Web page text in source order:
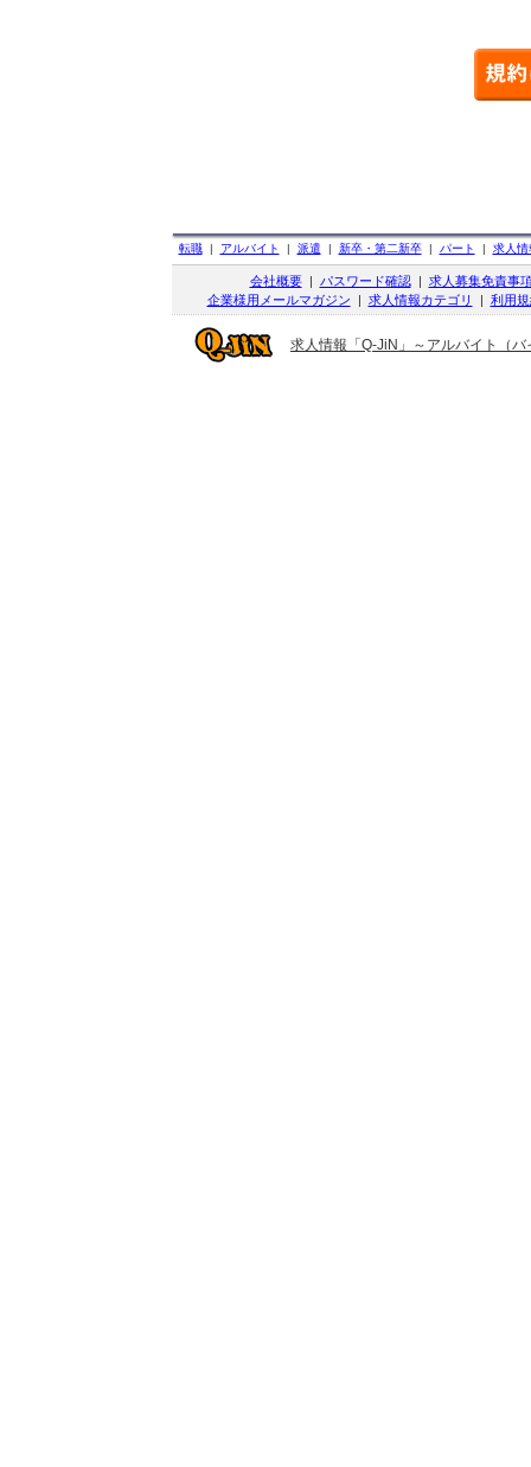
転職| アルバイト | 派遣 | 新卒・第二新卒| パート | 求人情
会社概要| パスワード確認| 求人募集免責事
企業様用メールマガジン | 求人情報カテゴリ | 利用
求人情報「Q-JiN」～アルバイト（